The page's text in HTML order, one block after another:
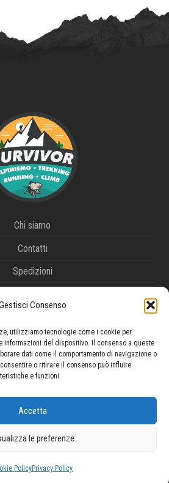
Consenso
utilizziamo tecnologie come i cookie per
informazioni del dispositivo. Il consenso a queste
dati come il comportamento di navigazione o
o ritirare il consenso può influire
e funzioni.
Accetta
le preferenze
PolicyPrivacy Policy
Chi siamo
Contatti
Spedizioni
di recesso e reso
ordine
Cookie Policy
Fabrizio - P.IVA 02009300662 -